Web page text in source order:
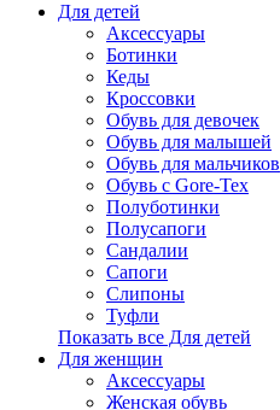
Для детей
Аксессуары
Ботинки
Кеды
Кроссовки
Обувь для девочек
Обувь для малышей
Обувь для мальчиков
Обувь с Gore-Tex
Полуботинки
Полусапоги
Сандалии
Сапоги
Слипоны
Туфли
Показать все Для детей
Для женщин
Аксессуары
Женская обувь